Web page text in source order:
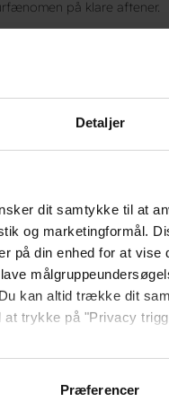
Detaljer
dit samtykke til at
og marketingformål.
på din enhed for at
kan altid trække dit
at trykke på "Privacy
gerne:
om din placering,
Præferencer
på klare aftener.
vandreferier. Her
natur til